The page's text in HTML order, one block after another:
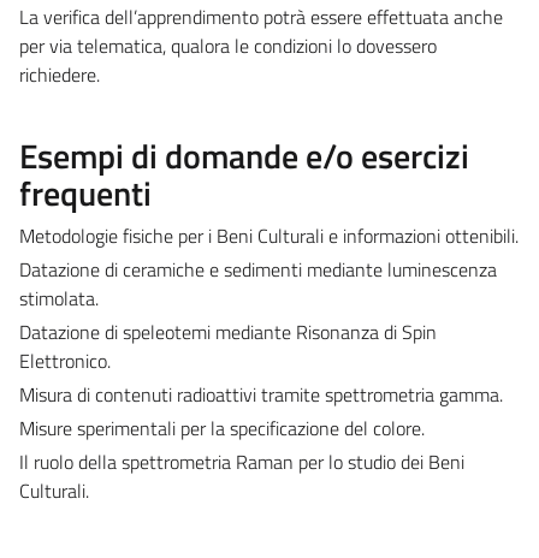
La verifica dell’apprendimento potrà essere effettuata anche
per via telematica, qualora le condizioni lo dovessero
richiedere.
Esempi di domande e/o esercizi
frequenti
Metodologie fisiche per i Beni Culturali e informazioni ottenibili.
Datazione di ceramiche e sedimenti mediante luminescenza
stimolata.
Datazione di speleotemi mediante Risonanza di Spin
Elettronico.
Misura di contenuti radioattivi tramite spettrometria gamma.
Misure sperimentali per la specificazione del colore.
Il ruolo della spettrometria Raman per lo studio dei Beni
Culturali.